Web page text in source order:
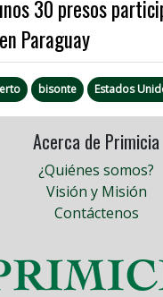
30 presos
Paraguay
bisonte Estados
Acerca de Primicia
¿Quiénes somos?
Visión y Misión
Contáctenos